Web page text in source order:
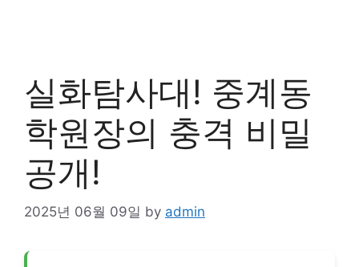
실화탐사대! 중계동
학원장의 충격 비밀
공개!
2025년 06월 09일 by admin